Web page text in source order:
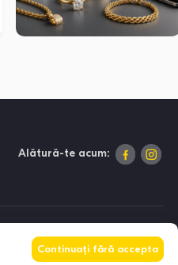
Alătură-te acum:
Continuați fără accepta